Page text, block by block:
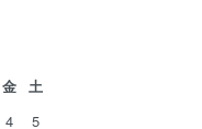
金
土
4
5